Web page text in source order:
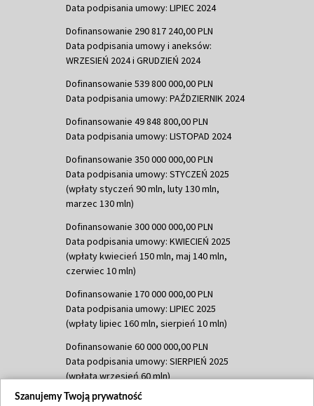
Data podpisania umowy: LIPIEC 2024
Dofinansowanie 290 817 240,00 PLN
Data podpisania umowy i aneksów:
WRZESIEŃ 2024 i GRUDZIEŃ 2024
Dofinansowanie 539 800 000,00 PLN
Data podpisania umowy: PAŹDZIERNIK 2024
Dofinansowanie 49 848 800,00 PLN
Data podpisania umowy: LISTOPAD 2024
Dofinansowanie 350 000 000,00 PLN
Data podpisania umowy: STYCZEŃ 2025
(wpłaty styczeń 90 mln, luty 130 mln,
marzec 130 mln)
Dofinansowanie 300 000 000,00 PLN
Data podpisania umowy: KWIECIEŃ 2025
(wpłaty kwiecień 150 mln, maj 140 mln,
czerwiec 10 mln)
Dofinansowanie 170 000 000,00 PLN
Data podpisania umowy: LIPIEC 2025
(wpłaty lipiec 160 mln, sierpień 10 mln)
Dofinansowanie 60 000 000,00 PLN
Data podpisania umowy: SIERPIEŃ 2025
(wpłata wrzesień 60 mln)
Dofinansowanie 635 783 051,21 PLN
Szanujemy Twoją prywatność